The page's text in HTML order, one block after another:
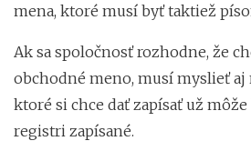
mena, ktoré musí byť taktiež
Ak sa spoločnosť rozhodne, že
obchodné meno, musí myslieť aj
ktoré si chce dať zapísať už
registri zapísané.